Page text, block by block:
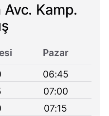
Kamp.
Pazar
06:45
07:00
07:15